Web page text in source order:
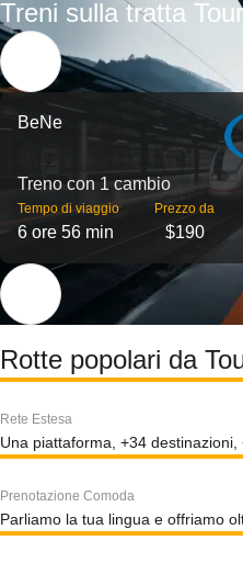
Treni sulla tratta
BeNe
Treno con 1 cambio
Tempo di viaggio
6 ore 56 min
Prezzo da
$190
Rotte popolari da
Rete Estesa
Una piattaforma, +34
Prenotazione Comoda
Parliamo la tua lingua e offriamo